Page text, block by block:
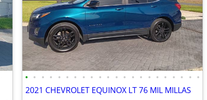
• • • • • • • • • • • • • • • • • • • • • •
2021 CHEVROLET EQUINOX LT 76 MIL MILLAS